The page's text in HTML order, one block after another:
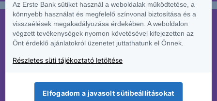
Ezek a cégek lehetnek egy
ukrán-orosz béke nyertesei – 5
magyar infláció
PODCAST
Az Erste Bank sütiket használ a weboldalak működtetése, a
könnyebb használat és megfelelő színvonal biztosítása és a
visszaélések megakadályozása érdekében. A weboldalon
végzett tevékenységek nyomon követésével kifejezetten az
Önt érdeklő ajánlatokról üzenetet juttathatunk el Önnek.
Részletes süti tájékoztató letöltése
Elfogadom a javasolt sütibeállításokat